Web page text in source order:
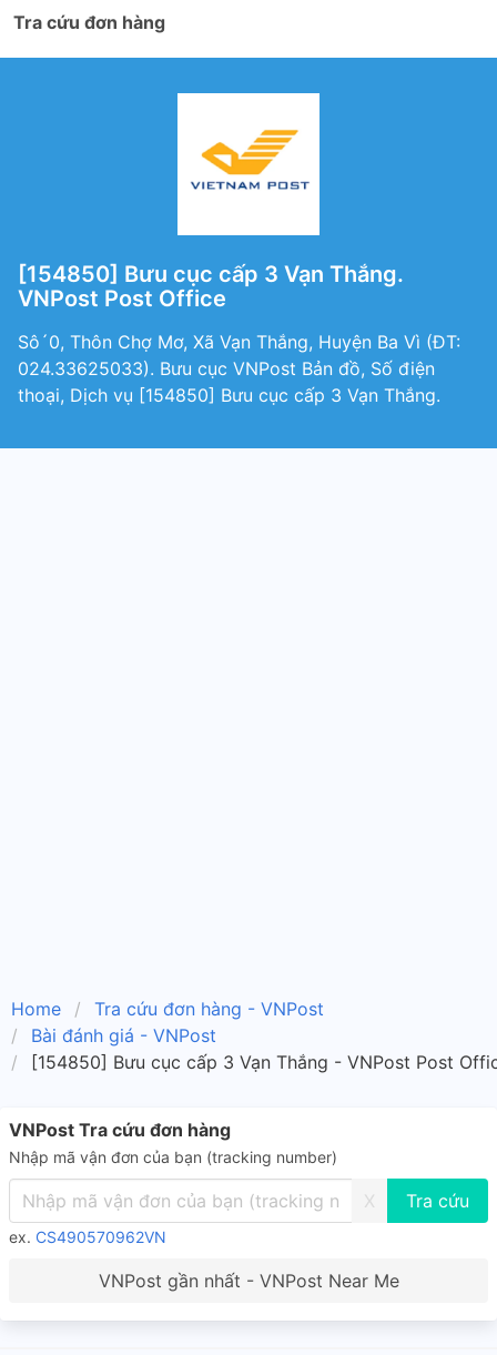
Tra cứu đơn hàng
[154850] Bưu cục cấp 3 Vạn Thắng.
VNPost Post Office
Sô´0, Thôn Chợ Mơ, Xã Vạn Thắng, Huyện Ba Vì (ÐT:
024.33625033). Bưu cục VNPost Bản đồ, Số điện
thoại, Dịch vụ [154850] Bưu cục cấp 3 Vạn Thắng.
Home
Tra cứu đơn hàng - VNPost
Bài đánh giá - VNPost
[154850] Bưu cục cấp 3 Vạn Thắng - VNPost Post
VNPost Tra cứu đơn hàng
Nhập mã vận đơn của bạn (tracking number)
X
ex. CS490570962VN
VNPost gần nhất - VNPost Near Me